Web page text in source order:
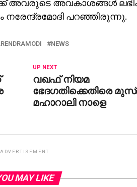
അവരുടെ അവകാശങ്ങള്‍
പറഞ്ഞിരുന്നു.
NEWS
UP NEXT
വഖഫ് നിയമ
ഭേദഗതിക്കെതിരെ
മഹാറാലി നാളെ
ADVERTISEMENT
MAY LIKE